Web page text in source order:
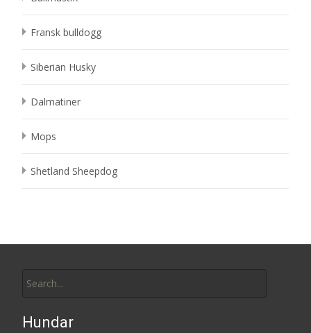
Fransk bulldogg
Siberian Husky
Dalmatiner
Mops
Shetland Sheepdog
for:
Hundar